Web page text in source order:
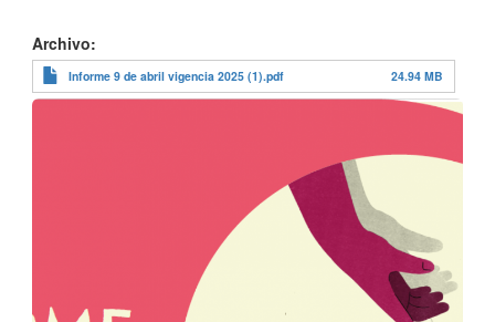
Archivo
Informe 9 de abril vigencia 2025 (1).pdf 24.94 MB